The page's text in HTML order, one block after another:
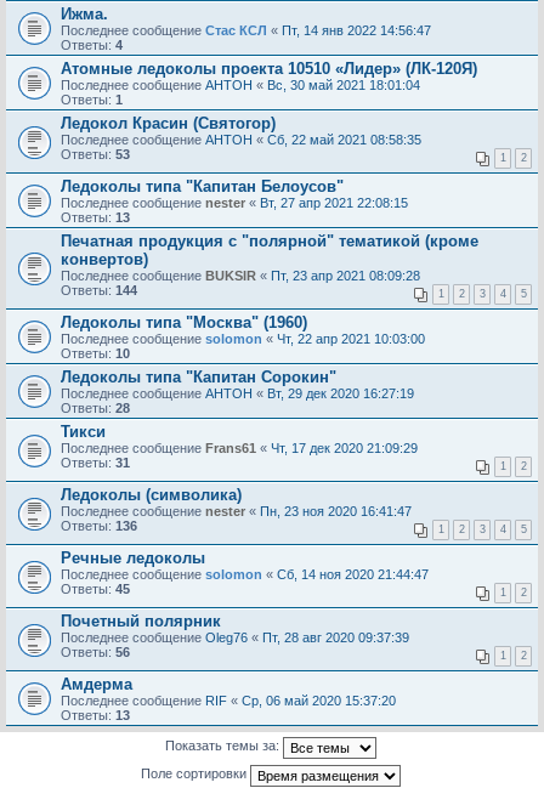
Ижма.
Последнее сообщение Стас КСЛ « Пт, 14 янв 2022 14:56:47
Ответы: 4
Атомные ледоколы проекта 10510 «Лидер» (ЛК-120Я)
Последнее сообщение AHTOH « Вс, 30 май 2021 18:01:04
Ответы: 1
Ледокол Красин (Святогор)
Последнее сообщение AHTOH « Сб, 22 май 2021 08:58:35
Ответы: 53 1 2
Ледоколы типа "Капитан Белоусов"
Последнее сообщение nester « Вт, 27 апр 2021 22:08:15
Ответы: 13
Печатная продукция с "полярной" тематикой (кроме
конвертов)
Последнее сообщение BUKSIR « Пт, 23 апр 2021 08:09:28
Ответы: 144 1 2 3 4 5
Ледоколы типа "Москва" (1960)
Последнее сообщение solomon « Чт, 22 апр 2021 10:03:00
Ответы: 10
Ледоколы типа "Капитан Сорокин"
Последнее сообщение AHTOH « Вт, 29 дек 2020 16:27:19
Ответы: 28
Тикси
Последнее сообщение Frans61 « Чт, 17 дек 2020 21:09:29
Ответы: 31 1 2
Ледоколы (символика)
Последнее сообщение nester « Пн, 23 ноя 2020 16:41:47
Ответы: 136 1 2 3 4 5
Речные ледоколы
Последнее сообщение solomon « Сб, 14 ноя 2020 21:44:47
Ответы: 45 1 2
Почетный полярник
Последнее сообщение Oleg76 « Пт, 28 авг 2020 09:37:39
Ответы: 56 1 2
Амдерма
Последнее сообщение RIF « Ср, 06 май 2020 15:37:20
Ответы: 13
Показать темы за:
Поле сортировки